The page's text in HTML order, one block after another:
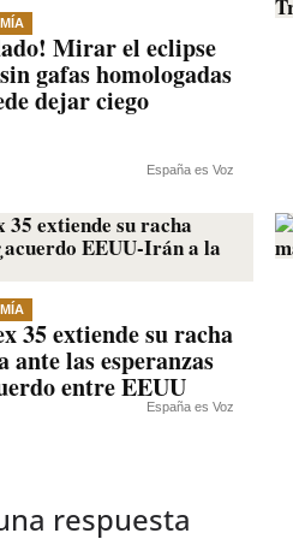
Mirar el eclipse
gafas homologadas
dejar ciego
España es Voz
35 extiende su racha
ante las esperanzas
entre EEUU
España es Voz
respuesta